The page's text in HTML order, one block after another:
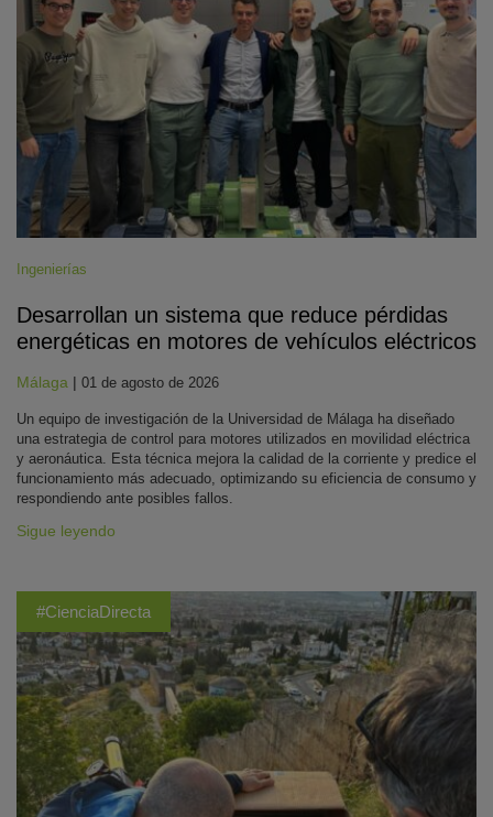
Ingenierías
Desarrollan un sistema que reduce pérdidas
energéticas en motores de vehículos eléctricos
Málaga | 01 de agosto de 2026
Un equipo de investigación de la Universidad de Málaga ha diseñado
una estrategia de control para motores utilizados en movilidad eléctrica
y aeronáutica. Esta técnica mejora la calidad de la corriente y predice el
funcionamiento más adecuado, optimizando su eficiencia de consumo y
respondiendo ante posibles fallos.
Sigue leyendo
#CienciaDirecta